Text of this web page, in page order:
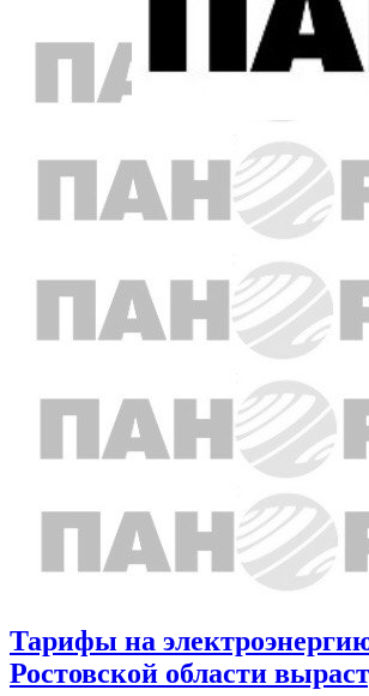
Тарифы на
Ростовской области